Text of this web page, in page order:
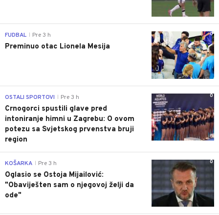
0
FUDBAL Pre 3 h
Preminuo otac Lionela Mesija
0
OSTALI SPORTOVI Pre 3 h
Crnogorci spustili glave pred
intoniranje himni u Zagrebu: O ovom
potezu sa Svjetskog prvenstva bruji
region
0
KOŠARKA Pre 3 h
Oglasio se Ostoja Mijailović:
"Obaviješten sam o njegovoj želji da
ode"